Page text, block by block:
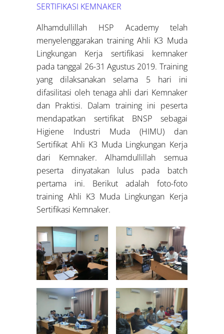
SERTIFIKASI KEMNAKER
Alhamdullillah HSP Academy telah
menyelenggarakan training Ahli K3 Muda
Lingkungan Kerja sertifikasi kemnaker
pada tanggal 26-31 Agustus 2019. Training
yang dilaksanakan selama 5 hari ini
difasilitasi oleh tenaga ahli dari Kemnaker
dan Praktisi. Dalam training ini peserta
mendapatkan sertifikat BNSP sebagai
Higiene Industri Muda (HIMU) dan
Sertifikat Ahli K3 Muda Lingkungan Kerja
dari Kemnaker. Alhamdullillah semua
peserta dinyatakan lulus pada batch
pertama ini. Berikut adalah foto-foto
training Ahli K3 Muda Lingkungan Kerja
Sertifikasi Kemnaker.